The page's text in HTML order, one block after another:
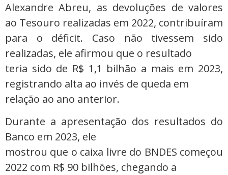
Alexandre Abreu, as devoluções de valores
ao Tesouro realizadas em 2022, contribuíram
para o déficit. Caso não tivessem sido
realizadas, ele afirmou que o resultado
teria sido de R$ 1,1 bilhão a mais em 2023,
registrando alta ao invés de queda em
relação ao ano anterior.
Durante a apresentação dos resultados do
Banco em 2023, ele
mostrou que o caixa livre do BNDES começou
2022 com R$ 90 bilhões, chegando a